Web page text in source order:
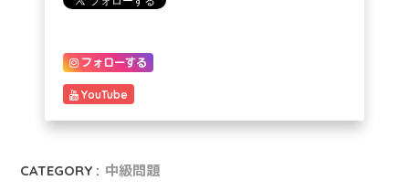
フォローする
YouTube
CATEGORY : 中級問題